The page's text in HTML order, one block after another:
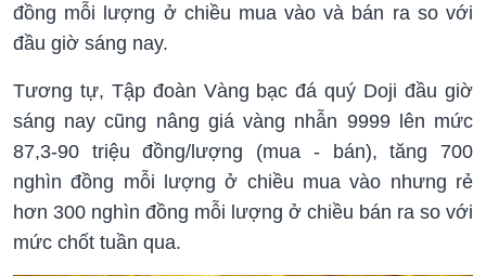
đồng mỗi lượng ở chiều mua vào và bán ra so với
đầu giờ sáng nay.
Tương tự, Tập đoàn Vàng bạc đá quý Doji đầu giờ
sáng nay cũng nâng giá vàng nhẫn 9999 lên mức
87,3-90 triệu đồng/lượng (mua - bán), tăng 700
nghìn đồng mỗi lượng ở chiều mua vào nhưng rẻ
hơn 300 nghìn đồng mỗi lượng ở chiều bán ra so với
mức chốt tuần qua.